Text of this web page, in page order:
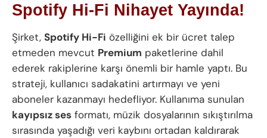
Spotify Hi-Fi Nihayet Yayında!
Şirket, Spotify Hi-Fi özelliğini ek bir ücret talep
etmeden mevcut Premium paketlerine dahil
ederek rakiplerine karşı önemli bir hamle yaptı. Bu
strateji, kullanıcı sadakatini artırmayı ve yeni
aboneler kazanmayı hedefliyor. Kullanıma sunulan
kayıpsız ses formatı, müzik dosyalarının sıkıştırılma
sırasında yaşadığı veri kaybını ortadan kaldırarak